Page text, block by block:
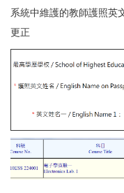
系統中維護的教師護照英
更正